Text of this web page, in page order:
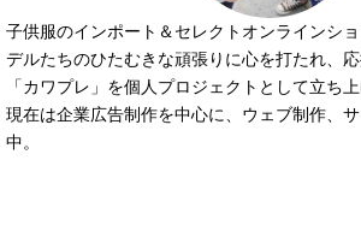
子供服のインポート＆セレクトオンラインシ
デルたちのひたむきな頑張りに心を打たれ、
「カワプレ」を個人プロジェクトとして立ち上
現在は企業広告制作を中心に、ウェブ制作、
中。